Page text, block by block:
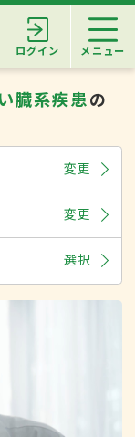
ログイン メニュー
臓系疾患の
変更
変更
選択